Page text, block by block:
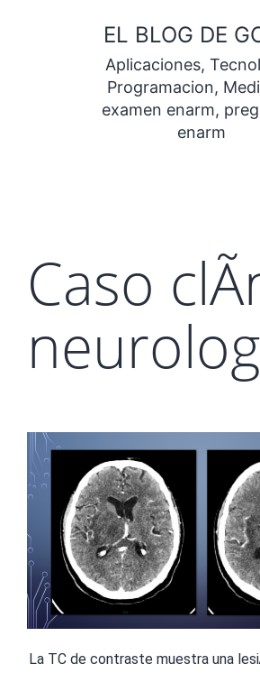
contenido
EL BLOG DE
Aplicaciones,
Programacion,
examen enarm,
enarm
Caso
La TC de contraste muestra una